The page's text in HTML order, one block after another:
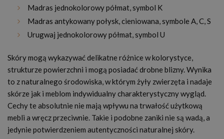
Madras jednokolorowy półmat, symbol K
Madras antykowany połysk, cieniowana, symbole A, C, S
Urugwaj jednokolorowy półmat, symbol U
Skóry mogą wykazywać delikatne różnice w kolorystyce,
strukturze powierzchni i mogą posiadać drobne blizny. Wynika
to z naturalnego środowiska, w którym żyły zwierzęta i nadaje
skórze jak i meblom indywidualny charakterystyczny wygląd.
Cechy te absolutnie nie mają wpływu na trwałość użytkową
mebli a wręcz przeciwnie. Takie i podobne zaniki nie są wadą, a
jedynie potwierdzeniem autentyczności naturalnej skóry.